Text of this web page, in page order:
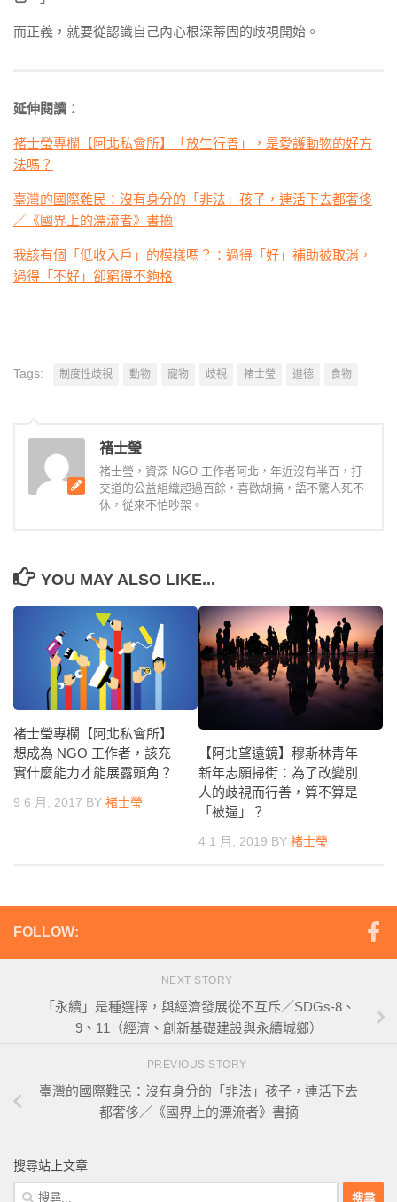
而正義，就要從認識自己內心根深蒂固的歧視開始。
延伸閱讀：
褚士瑩專欄【阿北私會所】「放生行善」，是愛護動物的好方
法嗎？
臺灣的國際難民：沒有身分的「非法」孩子，連活下去都奢侈
／《國界上的漂流者》書摘
我該有個「低收入戶」的模樣嗎？：過得「好」補助被取消，
過得「不好」卻窮得不夠格
Tags: 制度性歧視 動物 寵物 歧視 褚士瑩 道德 食物
褚士瑩
褚士瑩，資深 NGO 工作者阿北，年近沒有半百，打
交道的公益組織超過百餘，喜歡胡搞，語不驚人死不
休，從來不怕吵架。
YOU MAY ALSO LIKE...
褚士瑩專欄【阿北私會所】
想成為 NGO 工作者，該充
實什麼能力才能展露頭角？
9 6 月, 2017 BY 褚士瑩
【阿北望遠鏡】穆斯林青年
新年志願掃街：為了改變別
人的歧視而行善，算不算是
「被逼」？
4 1 月, 2019 BY 褚士瑩
FOLLOW:
NEXT STORY
「永續」是種選擇，與經濟發展從不互斥／SDGs-8、
9、11（經濟、創新基礎建設與永續城鄉）
PREVIOUS STORY
臺灣的國際難民：沒有身分的「非法」孩子，連活下去
都奢侈／《國界上的漂流者》書摘
搜尋站上文章
搜